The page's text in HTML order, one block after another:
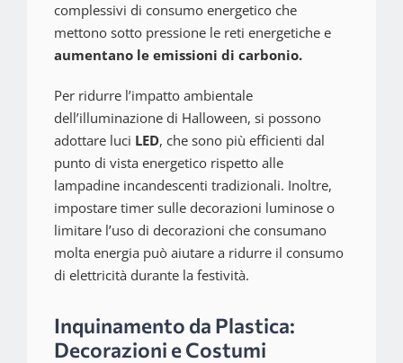
complessivi di consumo energetico che
mettono sotto pressione le reti energetiche e
aumentano le emissioni di carbonio.
Per ridurre l’impatto ambientale
dell’illuminazione di Halloween, si possono
adottare luci LED, che sono più efficienti dal
punto di vista energetico rispetto alle
lampadine incandescenti tradizionali. Inoltre,
impostare timer sulle decorazioni luminose o
limitare l’uso di decorazioni che consumano
molta energia può aiutare a ridurre il consumo
di elettricità durante la festività.
Inquinamento da Plastica:
Decorazioni e Costumi